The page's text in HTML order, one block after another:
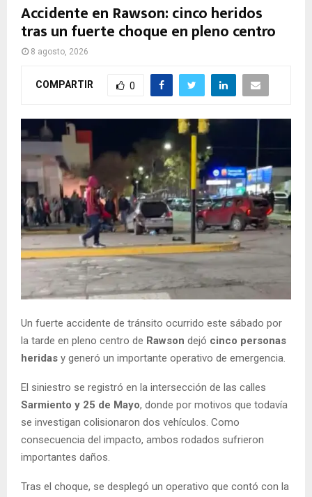
Accidente en Rawson: cinco heridos
tras un fuerte choque en pleno centro
8 agosto, 2026
COMPARTIR 0
Un fuerte accidente de tránsito ocurrido este sábado por
la tarde en pleno centro de Rawson dejó cinco personas
heridas y generó un importante operativo de emergencia.
El siniestro se registró en la intersección de las calles
Sarmiento y 25 de Mayo, donde por motivos que todavía
se investigan colisionaron dos vehículos. Como
consecuencia del impacto, ambos rodados sufrieron
importantes daños.
Tras el choque, se desplegó un operativo que contó con la